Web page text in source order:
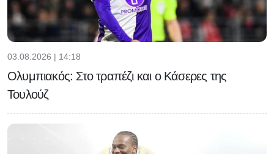
03.08.2026 | 14:18
Ολυμπιακός: Στο τραπέζι και ο Κάσερες της
Τουλούζ